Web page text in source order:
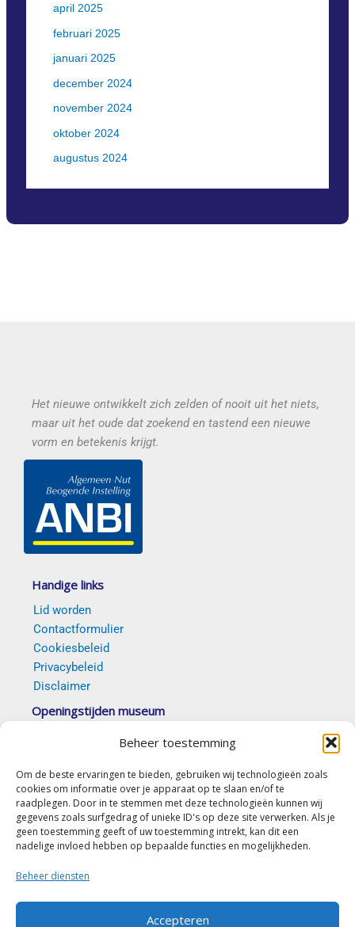
Beheer toestemming
Om de beste ervaringen te bieden, gebruiken wij technologieën zoals
cookies om informatie over je apparaat op te slaan en/of te
raadplegen. Door in te stemmen met deze technologieën kunnen wij
gegevens zoals surfgedrag of unieke ID's op deze site verwerken. Als je
geen toestemming geeft of uw toestemming intrekt, kan dit een
nadelige invloed hebben op bepaalde functies en mogelijkheden.
Beheer diensten
Accepteren
april 2025
februari 2025
januari 2025
december 2024
november 2024
oktober 2024
augustus 2024
Het nieuwe ontwikkelt zich zelden of nooit uit het niets,
maar uit het oude dat zoekend en tastend een nieuwe
vorm en betekenis krijgt.
Handige links
Lid worden
Contactformulier
Cookiesbeleid
Privacybeleid
Disclaimer
Openingstijden museum
derde zondag van de maand tussen 14.00 en 16.30
(c) Stichting Erfgoed Goirle “De Vyer Heertganghen”
Contact
5051 PD Goirle